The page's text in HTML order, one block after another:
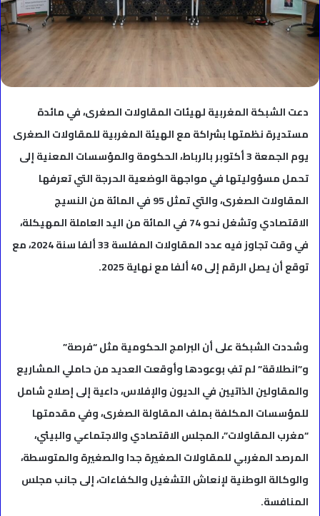
دعت الشبكة المغربية لهيئات المقاولات الصغرى، في مائدة
مستديرة نظمتها بشراكة مع الهيئة المغربية للمقاولات الصغرى
يوم الجمعة 3 أكتوبر بالرباط، الحكومة والمؤسسات المعنية إلى
تحمل مسؤوليتها في مواجهة الوضعية الحرجة التي تعرفها
المقاولات الصغرى، والتي تمثل 95 في المائة من النسيج
الاقتصادي وتشغل نحو 74 في المائة من اليد العاملة المهيكلة،
في وقت تجاوز فيه عدد المقاولات المفلسة 33 ألفا سنة 2024، مع
توقع أن يصل الرقم إلى 40 ألفا مع نهاية 2025.
وشددت الشبكة على أن البرامج الحكومية مثل “فرصة”
و”انطلاقة” لم تفِ بوعودها وأوقعت العديد من حاملي المشاريع
والمقاولين الذاتيين في الديون والإفلاس، داعية إلى إصلاح شامل
للمؤسسات المكلفة بملف المقاولة الصغرى، وفي مقدمتها
“مغرب المقاولات”، المجلس الاقتصادي والاجتماعي والبيئي،
المرصد المغربي للمقاولات الصغيرة جدا والصغيرة والمتوسطة،
والوكالة الوطنية لإنعاش التشغيل والكفاءات، إلى جانب مجلس
المنافسة.